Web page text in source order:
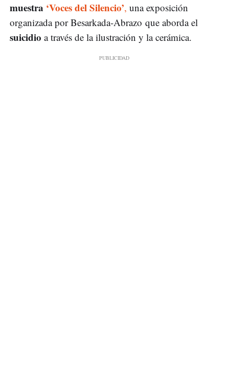
muestra ‘Voces del Silencio’, una exposición
organizada por Besarkada-Abrazo que aborda el
suicidio a través de la ilustración y la cerámica.